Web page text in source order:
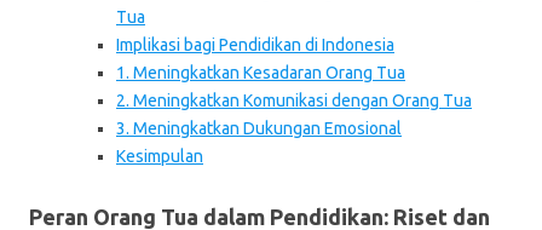
Tua
Implikasi bagi Pendidikan di Indonesia
1. Meningkatkan Kesadaran Orang Tua
2. Meningkatkan Komunikasi dengan Orang Tua
3. Meningkatkan Dukungan Emosional
Kesimpulan
Peran Orang Tua dalam Pendidikan: Riset dan